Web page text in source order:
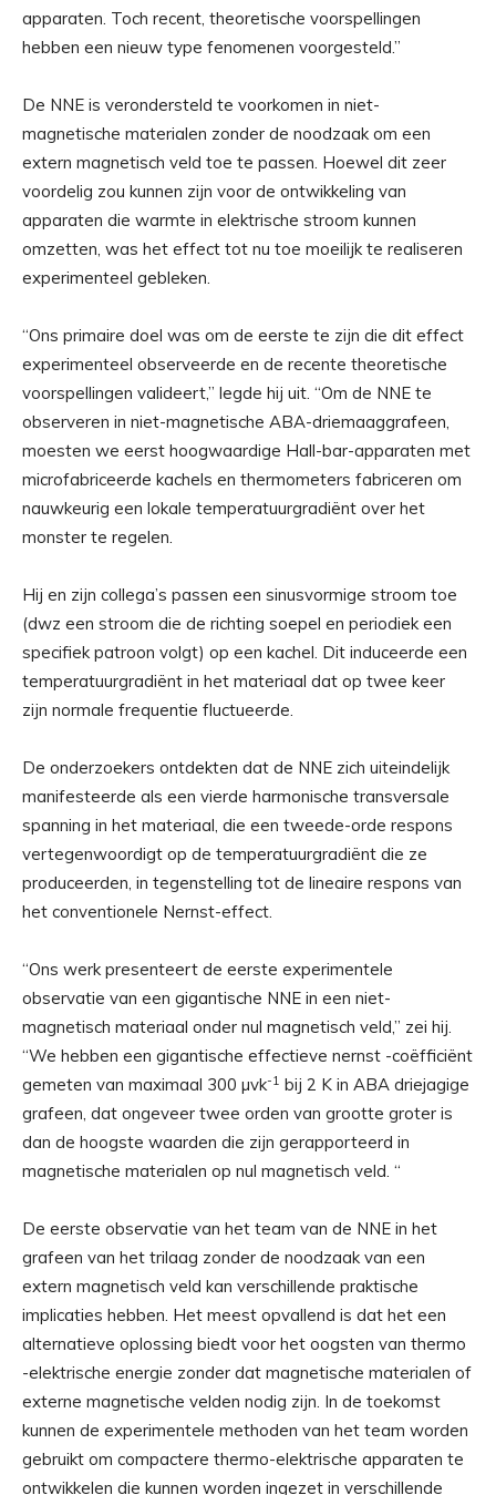
apparaten. Toch recent, theoretische voorspellingen
hebben een nieuw type fenomenen voorgesteld.”
De NNE is verondersteld te voorkomen in niet-
magnetische materialen zonder de noodzaak om een
extern magnetisch veld toe te passen. Hoewel dit zeer
voordelig zou kunnen zijn voor de ontwikkeling van
apparaten die warmte in elektrische stroom kunnen
omzetten, was het effect tot nu toe moeilijk te realiseren
experimenteel gebleken.
“Ons primaire doel was om de eerste te zijn die dit effect
experimenteel observeerde en de recente theoretische
voorspellingen valideert,” legde hij uit. “Om de NNE te
observeren in niet-magnetische ABA-driemaaggrafeen,
moesten we eerst hoogwaardige Hall-bar-apparaten met
microfabriceerde kachels en thermometers fabriceren om
nauwkeurig een lokale temperatuurgradiënt over het
monster te regelen.
Hij en zijn collega’s passen een sinusvormige stroom toe
(dwz een stroom die de richting soepel en periodiek een
specifiek patroon volgt) op een kachel. Dit induceerde een
temperatuurgradiënt in het materiaal dat op twee keer
zijn normale frequentie fluctueerde.
De onderzoekers ontdekten dat de NNE zich uiteindelijk
manifesteerde als een vierde harmonische transversale
spanning in het materiaal, die een tweede-orde respons
vertegenwoordigt op de temperatuurgradiënt die ze
produceerden, in tegenstelling tot de lineaire respons van
het conventionele Nernst-effect.
“Ons werk presenteert de eerste experimentele
observatie van een gigantische NNE in een niet-
magnetisch materiaal onder nul magnetisch veld,” zei hij.
“We hebben een gigantische effectieve nernst -coëfficiënt
gemeten van maximaal 300 µvk-1 bij 2 K in ABA driejagige
grafeen, dat ongeveer twee orden van grootte groter is
dan de hoogste waarden die zijn gerapporteerd in
magnetische materialen op nul magnetisch veld. “
De eerste observatie van het team van de NNE in het
grafeen van het trilaag zonder de noodzaak van een
extern magnetisch veld kan verschillende praktische
implicaties hebben. Het meest opvallend is dat het een
alternatieve oplossing biedt voor het oogsten van thermo
-elektrische energie zonder dat magnetische materialen of
externe magnetische velden nodig zijn. In de toekomst
kunnen de experimentele methoden van het team worden
gebruikt om compactere thermo-elektrische apparaten te
ontwikkelen die kunnen worden ingezet in verschillende